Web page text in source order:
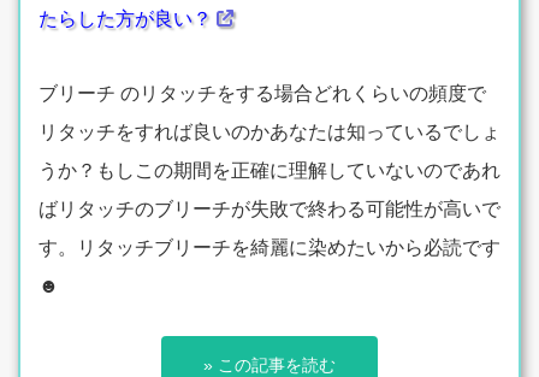
たらした方が良い？
ブリーチ のリタッチをする場合どれくらいの頻度で
リタッチをすれば良いのかあなたは知っているでしょ
うか？もしこの期間を正確に理解していないのであれ
ばリタッチのブリーチが失敗で終わる可能性が高いで
す。リタッチブリーチを綺麗に染めたいから必読です
☻
» この記事を読む